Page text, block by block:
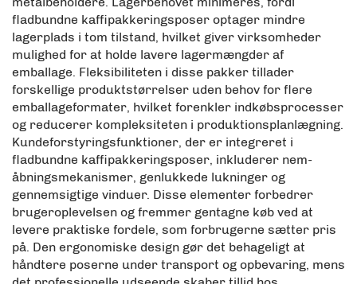
fladbundne kaffipakkeringsposer optager mindre
lagerplads i tom tilstand, hvilket giver virksomheder
mulighed for at holde lavere lagermængder af
emballage. Fleksibiliteten i disse pakker tillader
forskellige produktstørrelser uden behov for flere
emballageformater, hvilket forenkler indkøbsprocesser
og reducerer kompleksiteten i produktionsplanlægning.
Kundeforstyringsfunktioner, der er integreret i
fladbundne kaffipakkeringsposer, inkluderer nem-
åbningsmekanismer, genlukkede lukninger og
gennemsigtige vinduer. Disse elementer forbedrer
brugeroplevelsen og fremmer gentagne køb ved at
levere praktiske fordele, som forbrugerne sætter pris
på. Den ergonomiske design gør det behageligt at
håndtere poserne under transport og opbevaring, mens